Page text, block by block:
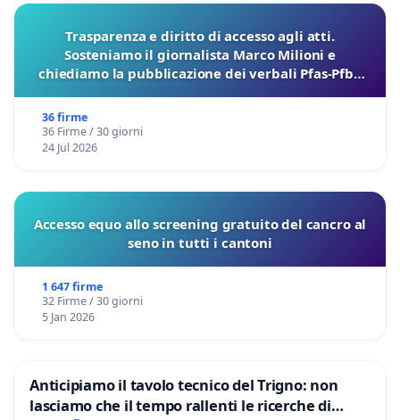
Trasparenza e diritto di accesso agli atti.
Sosteniamo il giornalista Marco Milioni e
chiediamo la pubblicazione dei verbali Pfas-Pfba
36 firme
36 Firme / 30 giorni
24 Jul 2026
Accesso equo allo screening gratuito del cancro al
seno in tutti i cantoni
1 647 firme
32 Firme / 30 giorni
5 Jan 2026
Anticipiamo il tavolo tecnico del Trigno: non
lasciamo che il tempo rallenti le ricerche di